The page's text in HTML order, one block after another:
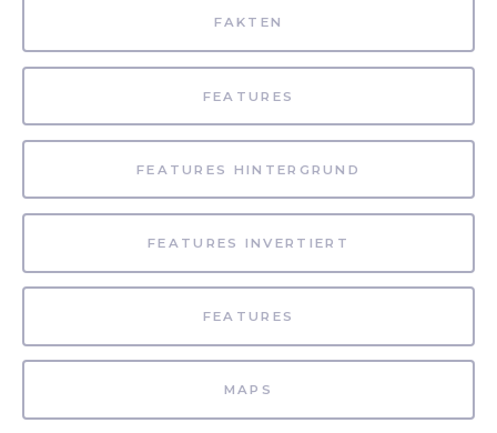
FAKTEN
FEATURES
FEATURES HINTERGRUND
FEATURES INVERTIERT
FEATURES
MAPS